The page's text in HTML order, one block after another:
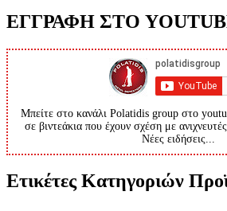
ΕΓΓΡΑΦΗ ΣΤΟ
Μπείτε στο κανάλι Polatidis group στο
σε βιντεάκια που έχουν σχέση με
Νέες ειδήσεις...
Ετικέτες Κατηγοριών